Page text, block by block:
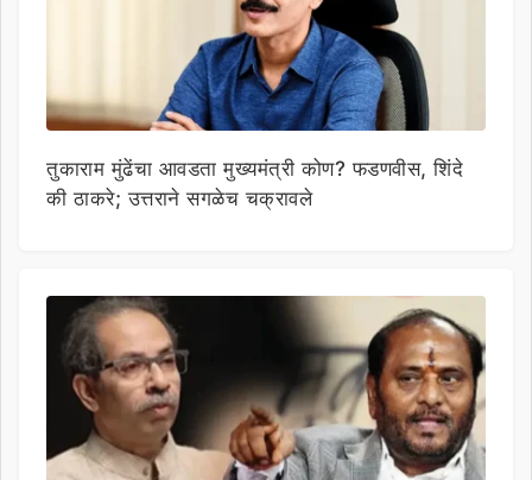
तुकाराम मुंढेंचा आवडता मुख्यमंत्री कोण? फडणवीस, शिंदे
की ठाकरे; उत्तराने सगळेच चक्रावले